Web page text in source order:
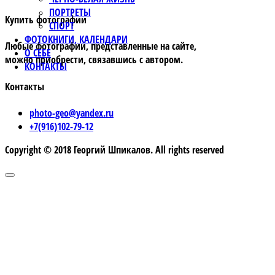
ПОРТРЕТЫ
СПОРТ
ФОТОКНИГИ, КАЛЕНДАРИ
О СЕБЕ
КОНТАКТЫ
Купить фотографии
Любые фотографии, представленные на сайте,
можно приобрести, связавшись с автором.
Контакты
photo-geo@yandex.ru
+7(916)102-79-12
Copyright © 2018 Георгий Шпикалов. All rights reserved